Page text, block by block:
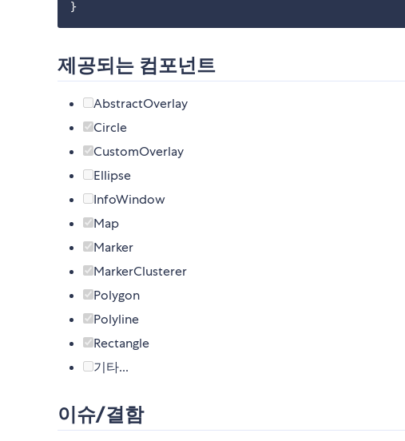
제공되는 컴포넌트
AbstractOverlay
Circle
CustomOverlay
Ellipse
InfoWindow
Map
Marker
MarkerClusterer
Polygon
Polyline
Rectangle
기타...
이슈/결함